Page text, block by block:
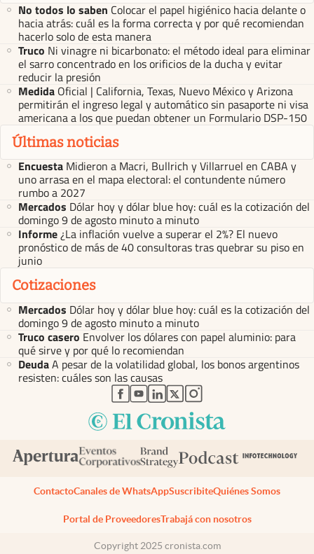
No todos lo saben Colocar el papel higiénico hacia delante o
hacia atrás: cuál es la forma correcta y por qué recomiendan
hacerlo solo de esta manera
Truco Ni vinagre ni bicarbonato: el método ideal para eliminar
el sarro concentrado en los orificios de la ducha y evitar
reducir la presión
Medida Oficial | California, Texas, Nuevo México y Arizona
permitirán el ingreso legal y automático sin pasaporte ni visa
americana a los que puedan obtener un Formulario DSP-150
Últimas noticias
Encuesta Midieron a Macri, Bullrich y Villarruel en CABA y
uno arrasa en el mapa electoral: el contundente número
rumbo a 2027
Mercados Dólar hoy y dólar blue hoy: cuál es la cotización del
domingo 9 de agosto minuto a minuto
Informe¿La inflación vuelve a superar el 2%? El nuevo
pronóstico de más de 40 consultoras tras quebrar su piso en
junio
Cotizaciones
Mercados Dólar hoy y dólar blue hoy: cuál es la cotización del
domingo 9 de agosto minuto a minuto
Truco casero Envolver los dólares con papel aluminio: para
qué sirve y por qué lo recomiendan
DeudaA pesar de la volatilidad global, los bonos argentinos
resisten: cuáles son las causas
abre en nueva pestaña
abre en nueva pestaña
abre en nueva pestaña
abre en nueva pestaña
abre en nueva pestaña
ContactoCanales de WhatsAppSuscribiteQuiénes Somos
Portal de ProveedoresTrabajá con nosotros
Copyright 2025 cronista.com